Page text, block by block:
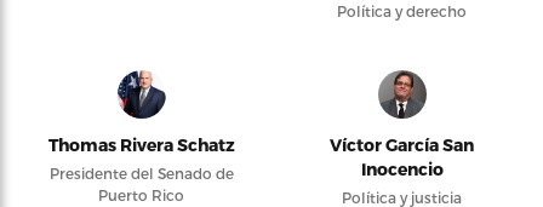
Política y derecho
Thomas Rivera Schatz
Presidente del Senado de
Puerto Rico
Víctor García San
Inocencio
Política y justicia